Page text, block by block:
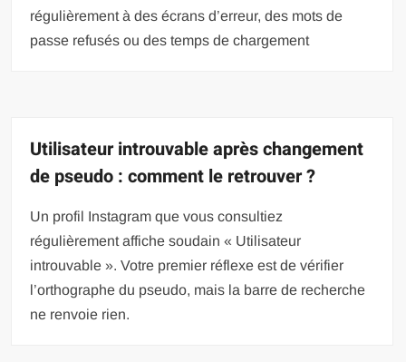
régulièrement à des écrans d’erreur, des mots de
passe refusés ou des temps de chargement
Utilisateur introuvable après changement
de pseudo : comment le retrouver ?
Un profil Instagram que vous consultiez
régulièrement affiche soudain « Utilisateur
introuvable ». Votre premier réflexe est de vérifier
l’orthographe du pseudo, mais la barre de recherche
ne renvoie rien.